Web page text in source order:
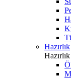
Hazırlık
Hazırlık